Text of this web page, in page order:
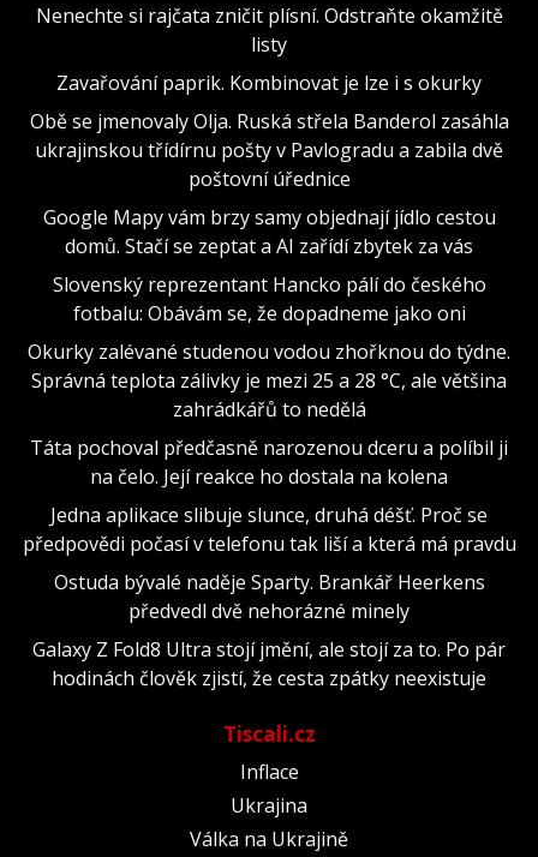
Nenechte si rajčata zničit plísní. Odstraňte okamžitě
listy
Zavařování paprik. Kombinovat je lze i s okurky
Obě se jmenovaly Olja. Ruská střela Banderol zasáhla
ukrajinskou třídírnu pošty v Pavlogradu a zabila dvě
poštovní úřednice
Google Mapy vám brzy samy objednají jídlo cestou
domů. Stačí se zeptat a AI zařídí zbytek za vás
Slovenský reprezentant Hancko pálí do českého
fotbalu: Obávám se, že dopadneme jako oni
Okurky zalévané studenou vodou zhořknou do týdne.
Správná teplota zálivky je mezi 25 a 28 °C, ale většina
zahrádkářů to nedělá
Táta pochoval předčasně narozenou dceru a políbil ji
na čelo. Její reakce ho dostala na kolena
Jedna aplikace slibuje slunce, druhá déšť. Proč se
předpovědi počasí v telefonu tak liší a která má pravdu
Ostuda bývalé naděje Sparty. Brankář Heerkens
předvedl dvě nehorázné minely
Galaxy Z Fold8 Ultra stojí jmění, ale stojí za to. Po pár
hodinách člověk zjistí, že cesta zpátky neexistuje
Tiscali.cz
Inflace
Ukrajina
Válka na Ukrajině